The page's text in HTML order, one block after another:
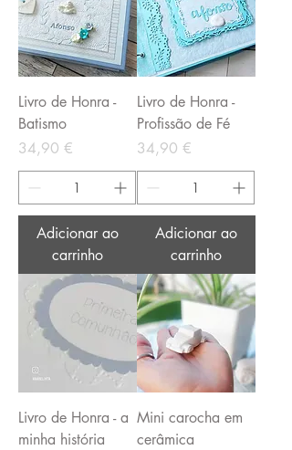
Livro de Honra -
Batismo
Preço
34,90 €
Adicionar ao
carrinho
Livro de Honra -
Profissão de Fé
Preço
34,90 €
Adicionar ao
carrinho
Livro de Honra - a
minha história
Mini carocha em
cerâmica